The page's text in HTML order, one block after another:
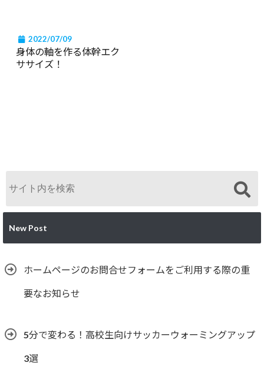
2022/07/09
身体の軸を作る体幹エク
ササイズ！
New Post
ホームページのお問合せフォームをご利用する際の重
要なお知らせ
5分で変わる！高校生向けサッカーウォーミングアップ
3選